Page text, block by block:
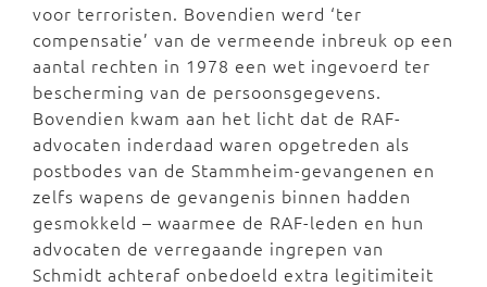
voor terroristen. Bovendien werd ‘ter
compensatie’ van de vermeende inbreuk op een
aantal rechten in 1978 een wet ingevoerd ter
bescherming van de persoonsgegevens.
Bovendien kwam aan het licht dat de RAF-
advocaten inderdaad waren opgetreden als
postbodes van de Stammheim-gevangenen en
zelfs wapens de gevangenis binnen hadden
gesmokkeld – waarmee de RAF-leden en hun
advocaten de verregaande ingrepen van
Schmidt achteraf onbedoeld extra legitimiteit